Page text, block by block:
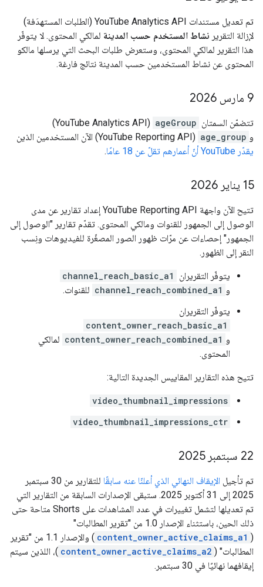
تم تعديل مستندات YouTube Analytics API (الطلبات المستهدَفة)
لإزالة التقرير نشاط المستخدم حسب المدينة لمالكي المحتوى. لا يتوفّر
هذا التقرير لمالكي المحتوى، وستعرض طلبات البحث التي يرسلها مالكو
المحتوى عن نشاط المستخدمين حسب المدينة نتائج فارغة.
‫9 مارس 2026
تتضمّن السمتان ageGroup
(YouTube Analytics API)
و age_group (YouTube Reporting API) الآن المستخدمين الذين
يقدّر YouTube أنّ أعمارهم تقلّ عن 18 عامًا
.
‫15 يناير 2026
تتيح الآن واجهة YouTube Reporting API إعداد تقارير عن مدى
الوصول إلى الجمهور للقنوات ومالكي المحتوى. تقدّم تقارير "الوصول إلى
الجمهور" إحصاءات عن مرّات ظهور الصور المصغّرة للفيديوهات ونِسب
النقر إلى الظهور.
يتوفّر التقريران
channel_reach_basic_a1
و channel_reach_combined_a1 للقنوات.
يتوفّر التقريران
content_owner_reach_basic_a1
و content_owner_reach_combined_a1 لمالكي
المحتوى.
تتيح هذه التقارير المقاييس الجديدة التالية:
video_thumbnail_impressions
video_thumbnail_impressions_ctr
‫22 سبتمبر 2025
تم تأجيل الإيقاف النهائي الذي أعلنّا عنه سابقًا
للتقارير من 30 سبتمبر
2025 إلى 31 أكتوبر 2025. ستبقى الإصدارات السابقة من التقارير التي
تم تعديلها لتشمل تغييرات في عدد المشاهدات على Shorts متاحة حتى
ذلك الحين، باستثناء الإصدار 1.0 من "تقرير المطالبات"
(
content_owner_active_claims_a1
) والإصدار 1.1 من "تقرير
المطالبات" ( content_owner_active_claims_a2 )، اللذين سيتم
إيقافهما نهائيًا في 30 سبتمبر.